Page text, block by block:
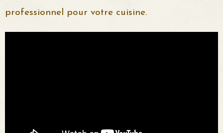
professionnel pour votre cuisine.